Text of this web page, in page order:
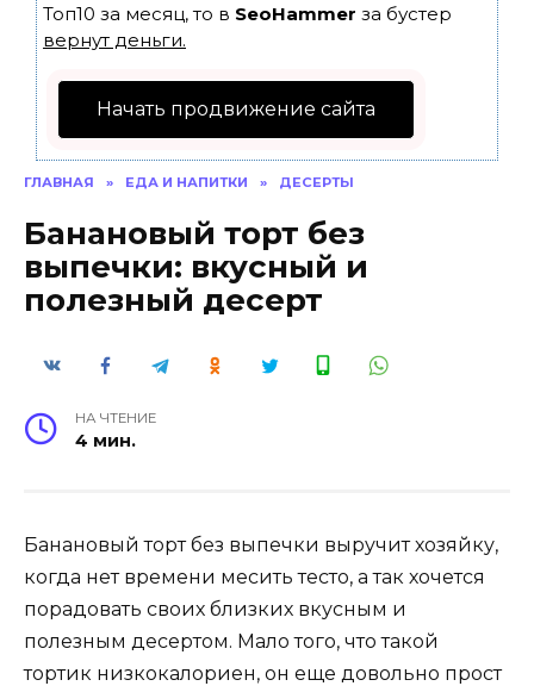
Топ10 за месяц, то в SeoHammer за бустер
вернут деньги.
Начать продвижение сайта
ГЛАВНАЯ » ЕДА И НАПИТКИ » ДЕСЕРТЫ
Банановый торт без
выпечки: вкусный и
полезный десерт
НА ЧТЕНИЕ
4 мин.
Банановый торт без выпечки выручит хозяйку,
когда нет времени месить тесто, а так хочется
порадовать своих близких вкусным и
полезным десертом. Мало того, что такой
тортик низкокалориен, он еще довольно прост